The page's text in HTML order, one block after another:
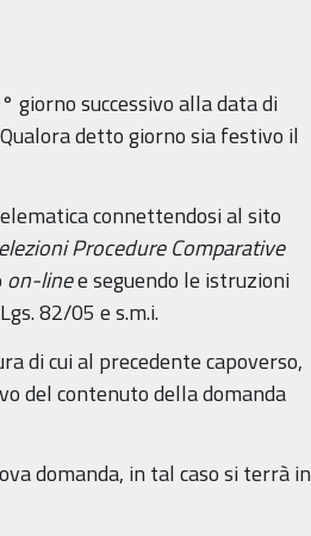
giorno successivo alla data di
detto giorno sia festivo il
connettendosi al sito
Procedure Comparative
on-linee seguendo le istruzioni
82/05 e s.m.i.
di cui al precedente capoverso,
del contenuto della domanda
domanda, in tal caso si terrà in